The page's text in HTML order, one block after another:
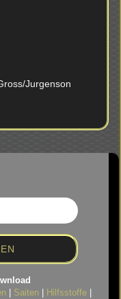
Jur­gen­son
Saiten Hilfsstoffe